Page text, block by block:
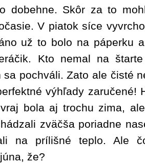
dobehne. Skôr za to
V piatok síce
už to bolo na páperku
Kto nemal na
sa pochváli. Zato ale čisté
výhľady zaručené!
bola aj trochu zima,
zväčša poriadne
na prílišné teplo. Ale
že?